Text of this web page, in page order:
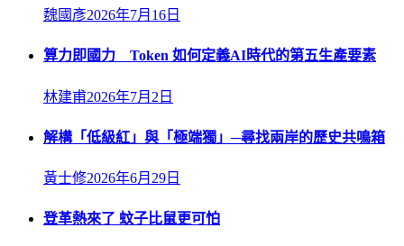
魏國彥2026年7月16日
算力即國力 Token 如何定義AI時代的第五生產要素
林建甫2026年7月2日
解構「低級紅」與「極端獨」─尋找兩岸的歷史共鳴箱
黃士修2026年6月29日
登革熱來了 蚊子比鼠更可怕